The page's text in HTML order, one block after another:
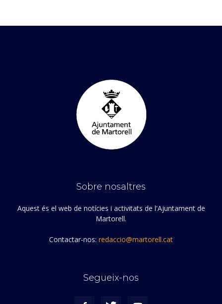
Sobre nosaltres
Aquest és el web de notícies i activitats de l'Ajuntament de
Martorell.
Contactar-nos: redaccio@martorell.cat
Segueix-nos